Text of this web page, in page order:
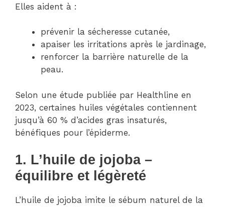
Elles aident à :
prévenir la sécheresse cutanée,
apaiser les irritations après le jardinage,
renforcer la barrière naturelle de la
peau.
Selon une étude publiée par Healthline en
2023, certaines huiles végétales contiennent
jusqu’à 60 % d’acides gras insaturés,
bénéfiques pour l’épiderme.
1. L’huile de jojoba –
équilibre et légèreté
L’huile de jojoba imite le sébum naturel de la